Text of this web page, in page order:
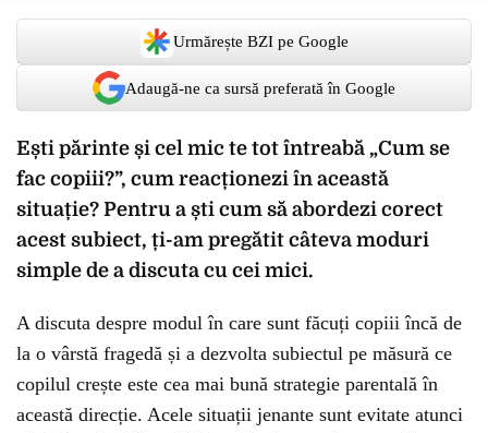
Urmărește BZI pe Google
Adaugă-ne ca sursă preferată în Google
Ești părinte și cel mic te tot întreabă „Cum se
fac copiii?”, cum reacționezi în această
situație? Pentru a ști cum să abordezi corect
acest subiect, ți-am pregătit câteva moduri
simple de a discuta cu cei mici.
A discuta despre modul în care sunt făcuți copiii încă de
la o vârstă fragedă și a dezvolta subiectul pe măsură ce
copilul crește este cea mai bună strategie parentală în
această direcție. Acele situații jenante sunt evitate atunci